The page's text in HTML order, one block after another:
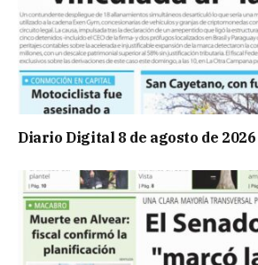
Diario Digital 8 de agosto de 2026